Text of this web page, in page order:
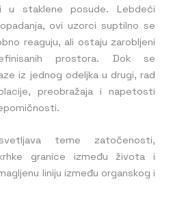
u staklene posude. Lebdeći
ovi uzorci suptilno se
reaguju, ali ostaju zarobljeni
prostora. Dok se
iz jednog odeljka u drugi, rad
preobražaja i napetosti
teme zatočenosti,
granice između života i
liniju između organskog i